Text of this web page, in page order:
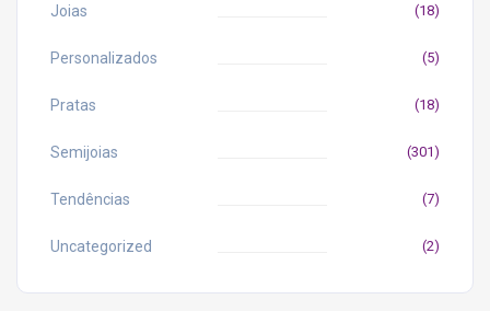
Joias (18)
Personalizados (5)
Pratas (18)
Semijoias (301)
Tendências (7)
Uncategorized (2)